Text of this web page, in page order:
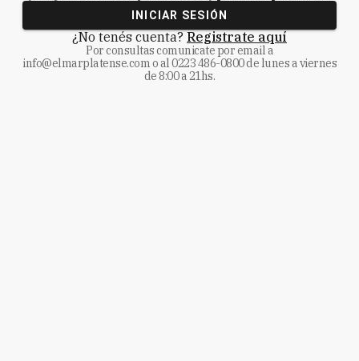
INICIAR SESIÓN
¿No tenés cuenta? Registrate aquí
Por consultas comunicate por email a
info@elmarplatense.como al0223 486-0800de lunes a viernes
de 8:00 a 21hs.